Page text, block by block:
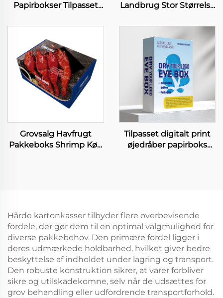
Papirbokser Tilpasset
Bakke Karton Bokser
Landbrug Stor Størrelse
Udskrivning
Forpackningsboks
Landbrug Plettede
Papirboks til Gødning
Grovsalg Havfrugt
Pakkeboks Shrimp Kød
Tilpasset digitalt print
øjedråber papirboks
Hårde kartonkasser tilbyder flere overbevisende
fordele, der gør dem til en optimal valgmulighed for
diverse pakkebehov. Den primære fordel ligger i
deres udmærkede holdbarhed, hvilket giver bedre
beskyttelse af indholdet under lagring og transport.
Den robuste konstruktion sikrer, at varer forbliver
sikre og utilskadekomne, selv når de udsættes for
grov behandling eller udfordrende transportforhold.